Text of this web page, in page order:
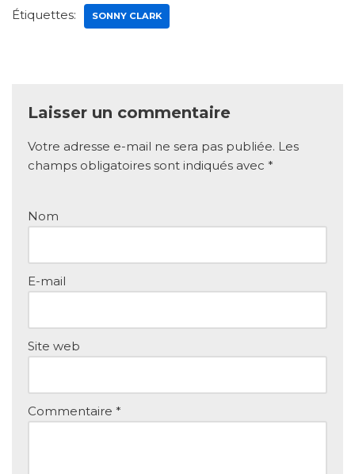
Étiquettes: SONNY CLARK
Laisser un commentaire
Votre adresse e-mail ne sera pas publiée. Les
champs obligatoires sont indiqués avec *
Nom
E-mail
Site web
Commentaire *